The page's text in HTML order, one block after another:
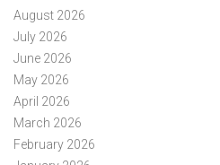
August 2026
July 2026
June 2026
May 2026
April 2026
March 2026
February 2026